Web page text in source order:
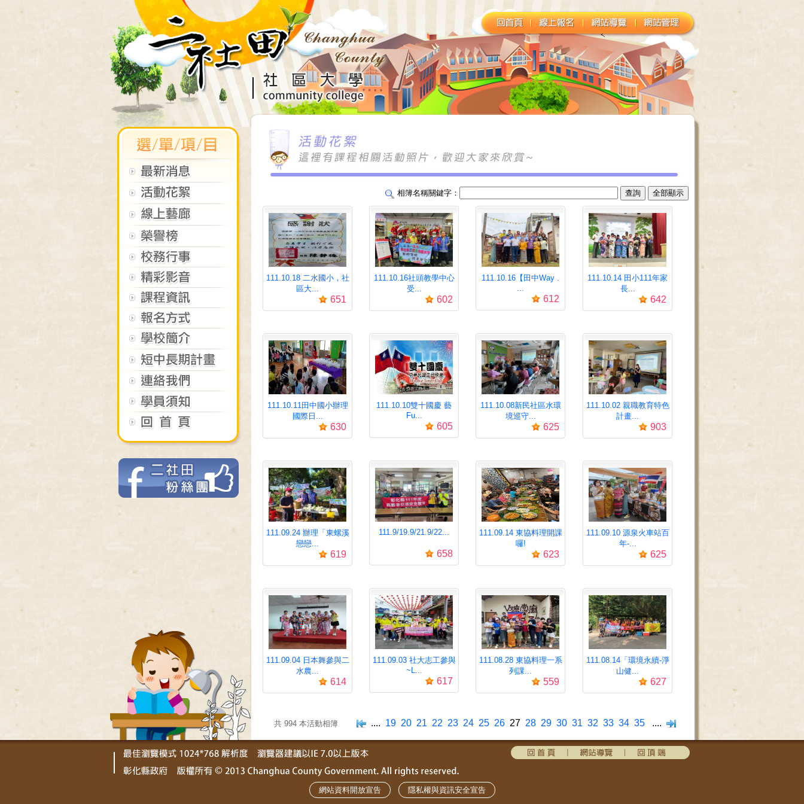
相簿名稱關鍵字：
111.10.18 二水國小，社
區大...
651
111.10.16社頭教學中心
受...
602
111.10.16【田中Way .
...
612
111.10.14 田小111年家
長...
642
111.10.11田中國小辦理
國際日...
630
111.10.10雙十國慶 藝
Fu...
605
111.10.08新民社區水環
境巡守...
625
111.10.02 親職教育特色
計畫...
903
111.09.24 辦理「東螺溪
戀戀...
619
111.9/19.9/21.9/22...
658
111.09.14 東協料理開課
囉!
623
111.09.10 源泉火車站百
年-...
625
111.09.04 日本舞參與二
水農...
614
111.09.03 社大志工參與
~L...
617
111.08.28 東協料理一系
列課...
559
111.08.14「環境永續-淨
山健...
627
共 994 本活動相簿 .... 19 20 21 22 23 24 25 26 27 28 29 30 31 32 33 34 35 ....
網站資料開放宣告 隱私權與資訊安全宣告